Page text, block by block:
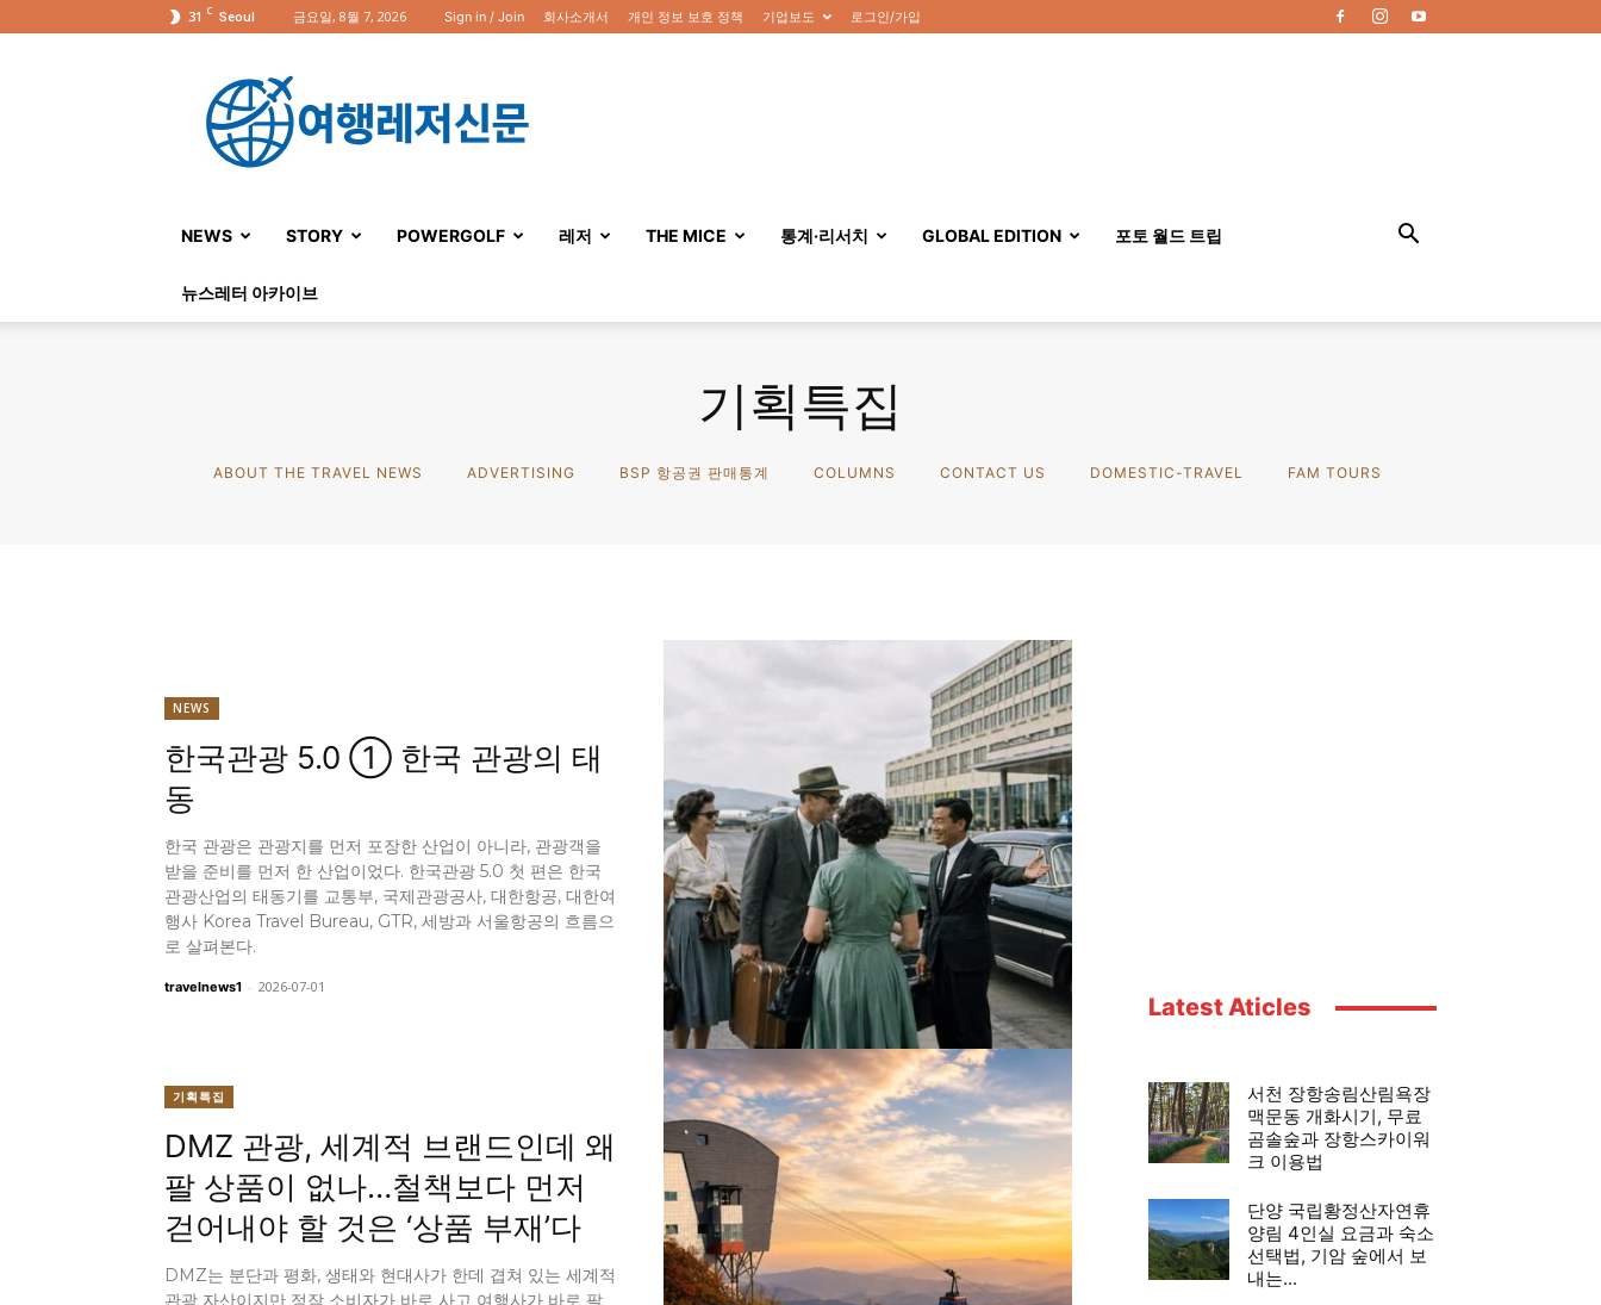
31 C Seoul 금요일, 8월 7, 2026 Sign in / Join 회사소개서 개인 정보 보호 정책 기업보도 로그인/가입
행
레
NEWS
STORY POWERGOLF 레저 THE MICE 통계·리서치 GLOBAL EDITION 포토 월드 트립
뉴스레터 아카이브
기획특집
ABOUT THE TRAVEL NEWS ADVERTISING BSP 항공권 판매통계 COLUMNS CONTACT US DOMESTIC-TRAVEL FAM TOURS
NEWS
한국관광 5.0 ① 한국 관광의 태
동
한국 관광은 관광지를 먼저 포장한 산업이 아니라, 관광객을
받을 준비를 먼저 한 산업이었다. 한국관광 5.0 첫 편은 한국
관광산업의 태동기를 교통부, 국제관광공사, 대한항공, 대한여
행사 Korea Travel Bureau, GTR, 세방과 서울항공의 흐름으
로 살펴본다.
travelnews1 - 2026-07-01
기획특집
DMZ 관광, 세계적 브랜드인데 왜
팔 상품이 없나…철책보다 먼저
걷어내야 할 것은 ‘상품 부재’다
DMZ는 분단과 평화, 생태와 현대사가 한데 겹쳐 있는 세계적
관광 자산이지만 정작 소비자가 바로 사고 여행사가 바로 팔
Latest Aticles
서천 장항송림산림욕장
맥문동 개화시기, 무료
곰솔숲과 장항스카이워
크 이용법
단양 국립황정산자연휴
양림 4인실 요금과 숙소
선택법, 기암 숲에서 보
내는...